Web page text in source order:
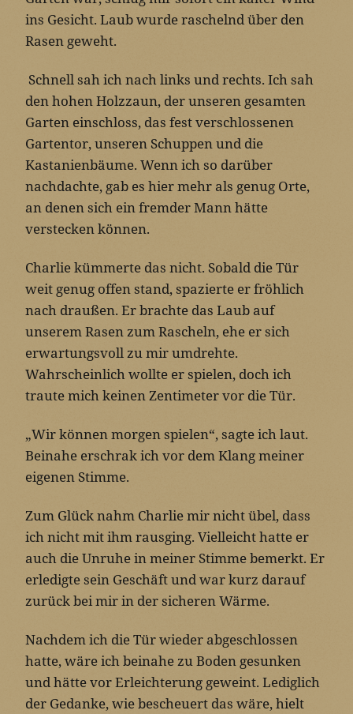
ins Gesicht. Laub wurde raschelnd über den
Rasen geweht.
Schnell sah ich nach links und rechts. Ich sah
den hohen Holzzaun, der unseren gesamten
Garten einschloss, das fest verschlossenen
Gartentor, unseren Schuppen und die
Kastanienbäume. Wenn ich so darüber
nachdachte, gab es hier mehr als genug Orte,
an denen sich ein fremder Mann hätte
verstecken können.
Charlie kümmerte das nicht. Sobald die Tür
weit genug offen stand, spazierte er fröhlich
nach draußen. Er brachte das Laub auf
unserem Rasen zum Rascheln, ehe er sich
erwartungsvoll zu mir umdrehte.
Wahrscheinlich wollte er spielen, doch ich
traute mich keinen Zentimeter vor die Tür.
„Wir können morgen spielen“, sagte ich laut.
Beinahe erschrak ich vor dem Klang meiner
eigenen Stimme.
Zum Glück nahm Charlie mir nicht übel, dass
ich nicht mit ihm rausging. Vielleicht hatte er
auch die Unruhe in meiner Stimme bemerkt. Er
erledigte sein Geschäft und war kurz darauf
zurück bei mir in der sicheren Wärme.
Nachdem ich die Tür wieder abgeschlossen
hatte, wäre ich beinahe zu Boden gesunken
und hätte vor Erleichterung geweint. Lediglich
der Gedanke, wie bescheuert das wäre, hielt